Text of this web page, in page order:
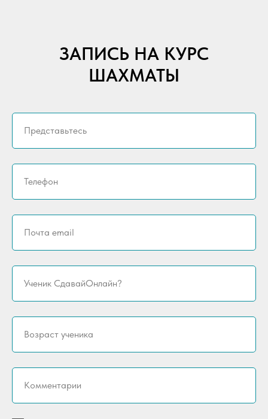
ЗАПИСЬ НА КУРС
ШАХМАТЫ
Представьтесь
Телефон
Почта email
Ученик СдавайОнлайн?
Возраст ученика
Комментарии